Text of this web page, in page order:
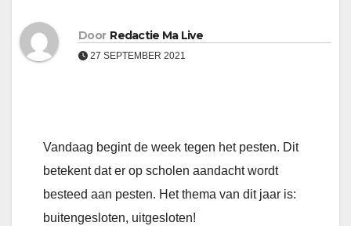
Door Redactie Ma Live
27 SEPTEMBER 2021
Vandaag begint de week tegen het pesten. Dit
betekent dat er op scholen aandacht wordt
besteed aan pesten. Het thema van dit jaar is:
buitengesloten, uitgesloten!